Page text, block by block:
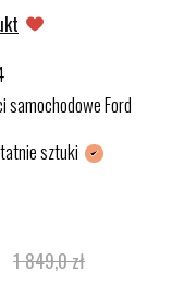
samochodowe Ford
sztuki
1 849,0 zł